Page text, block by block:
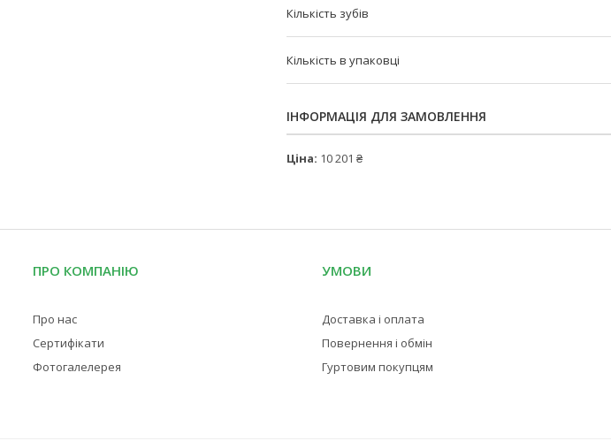
Кількість зубів
Кількість в упаковці
ІНФОРМАЦІЯ ДЛЯ ЗАМОВЛЕННЯ
Ціна: 10 201 ₴
ПРО КОМПАНІЮ
Про нас
Сертифікати
Фотогалелерея
УМОВИ
Доставка і оплата
Повернення і обмін
Гуртовим покупцям